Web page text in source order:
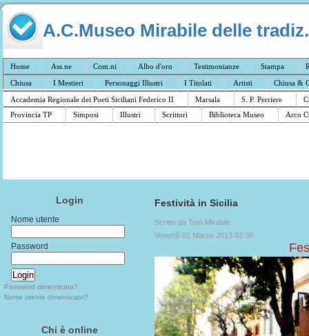
A.C.Museo Mirabile delle
Home Ass.ne Com.ni Albo d'oro Testimonianze Stampa
Chiusa
I Mestieri Personaggi Illustri I Titolati Artisti
Chiusa &
Accademia Regionale dei Poeti Siciliani Federico II
Marsala S. P. Perriere
Provincia TP
Simposi Illustri Scrittori Biblioteca Museo Arco
Login
Nome utente
Password
Password dimenticata?
Nome utente dimenticato?
Chi è online
Festività in Sicilia
Scritto da Totò Mirabile
Venerdì 01 Marzo 2013 03:38
Festività in